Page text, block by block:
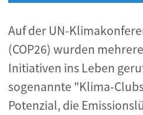
Auf der UN-
(COP26) wurden
Initiativen ins Leben
sogenannte "Klima-
Potenzial, die